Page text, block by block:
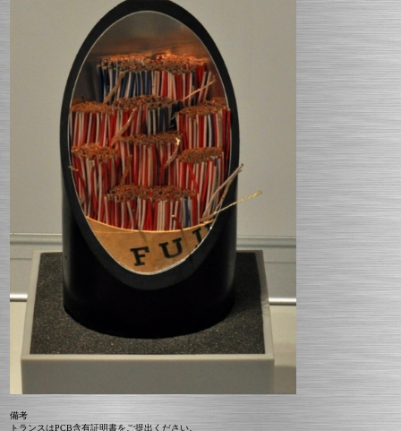
備考
トランスはPCB含有証明書をご提出ください。